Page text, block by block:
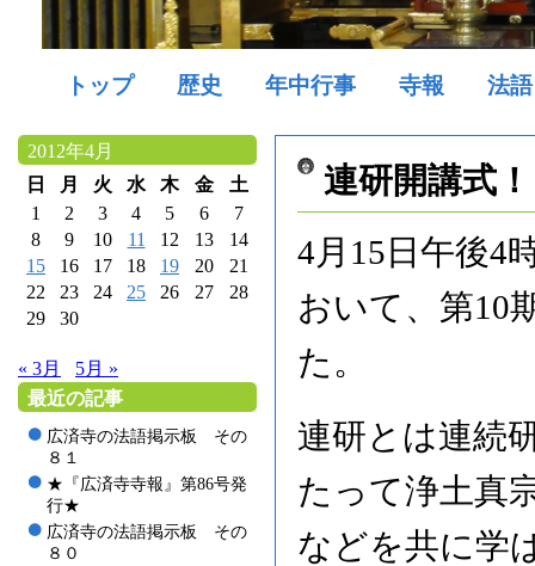
トップ 歴史 年中行事 寺報 法語
2012年4月
日
月 火 水 木 金
土
1
2 3 4 5 6
7
8
9 10 11 12 13
14
15
16 17 18 19 20
21
22
23 24 25 26 27
28
29
30
« 3月
5月 »
最近の記事
広済寺の法語掲示板 その
８１
★『広済寺寺報』第86号発
行★
広済寺の法語掲示板 その
８０
連研開講式！
4月15日午後4
おいて、第10
た。
連研とは連続
たって浄土真
などを共に学